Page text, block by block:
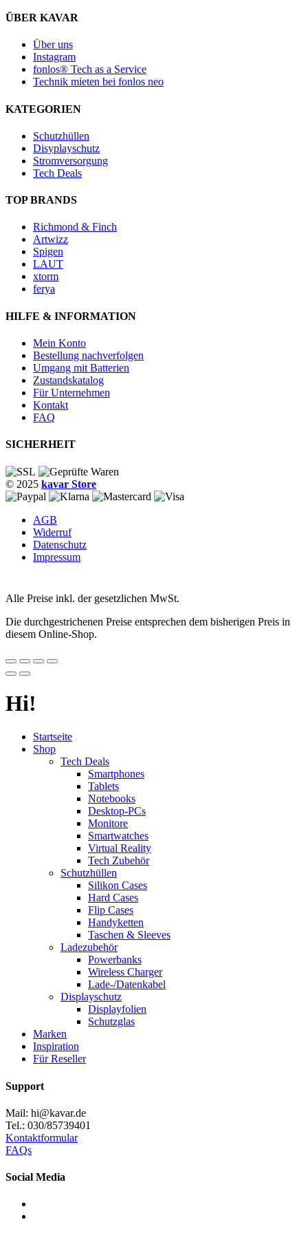
der
Produktseite
gewählt
werden
auf.
Optionen
können
auf
der
gewählt
werden
ÜBER KAVAR
Über uns
Instagram
fonlos® Tech as a Service
Technik mieten bei fonlos neo
KATEGORIEN
Schutzhüllen
Disyplayschutz
Stromversorgung
Tech Deals
TOP BRANDS
Richmond & Finch
Artwizz
Spigen
LAUT
xtorm
ferya
HILFE & INFORMATION
Mein Konto
Bestellung nachverfolgen
Umgang mit Batterien
Zustandskatalog
Für Unternehmen
Kontakt
FAQ
SICHERHEIT
© 2025 kavar Store
AGB
Widerruf
Datenschutz
Impressum
Alle Preise inkl. der gesetzlichen MwSt.
Die durchgestrichenen Preise entsprechen dem bisherigen Preis in
diesem Online-Shop.
Hi!
Startseite
Shop
Tech Deals
Smartphones
Tablets
Notebooks
Desktop-PCs
Monitore
Smartwatches
Virtual Reality
Tech Zubehör
Schutzhüllen
Silikon Cases
Hard Cases
Flip Cases
Handyketten
Taschen & Sleeves
Ladezubehör
Powerbanks
Wireless Charger
Lade-/Datenkabel
Displayschutz
Displayfolien
Schutzglas
Marken
Inspiration
Für Reseller
Support
Mail: hi@kavar.de
Tel.: 030/85739401
Kontaktformular
FAQs
Social Media